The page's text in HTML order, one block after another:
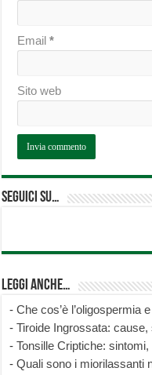
Email*
Sito web
Seguici su…
Leggi anche…
-Che cos’è l’oligospermia
-Tiroide Ingrossata:
-Tonsille Criptiche:
-Quali sono i miorilassanti